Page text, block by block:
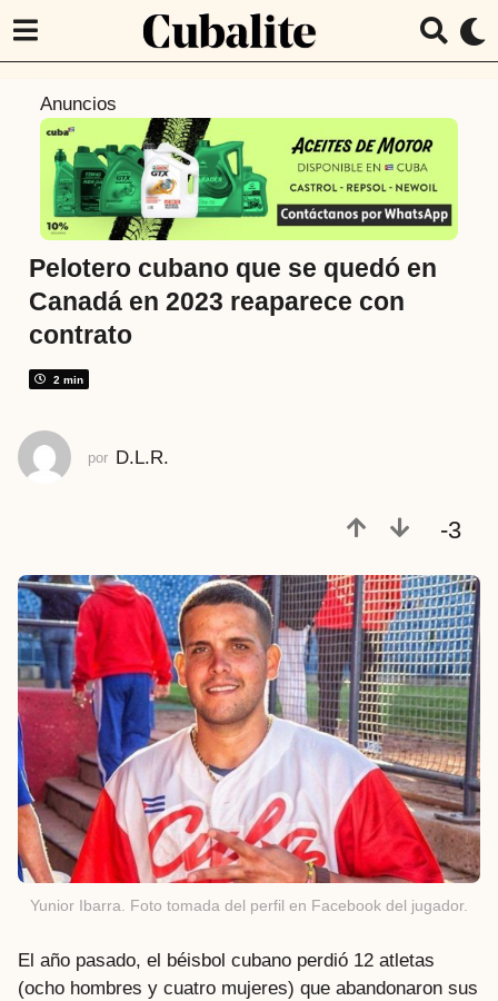
t
r
á
s
2
ñ
o
s
á
s
Anuncios
Pelotero cubano que se quedó en
Canadá en 2023 reaparece con
contrato
2 min
por D.L.R.
-3
Yunior Ibarra. Foto tomada del perfil en Facebook del jugador.
El año pasado, el béisbol cubano perdió 12 atletas
(ocho hombres y cuatro mujeres) que abandonaron sus